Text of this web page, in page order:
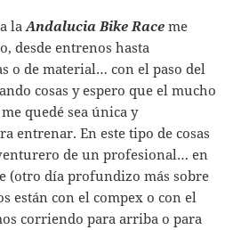
laAndalucia Bike Race me
desde entrenos hasta
o de material… con el paso del
cosas y espero que el mucho
quedé sea única y
entrenar. En este tipo de cosas
de un profesional… en
(otro día profundizo más sobre
están con el compex o con el
corriendo para arriba o para